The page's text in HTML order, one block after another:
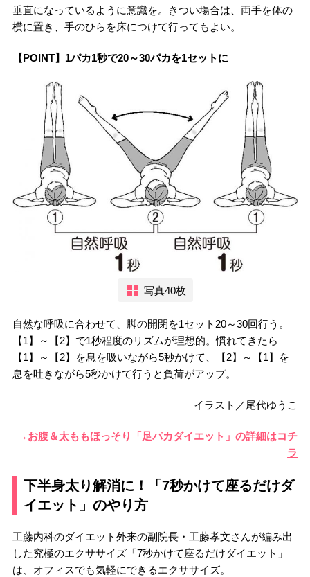
垂直になっているように意識を。きつい場合は、両手を体の
横に置き、手のひらを床につけて行ってもよい。
【POINT】1パカ1秒で20～30パカを1セットに
写真40枚
自然な呼吸に合わせて、脚の開閉を1セット20～30回行う。
【1】～【2】で1秒程度のリズムが理想的。慣れてきたら
【1】～【2】を息を吸いながら5秒かけて、【2】～【1】を
息を吐きながら5秒かけて行うと負荷がアップ。
イラスト／尾代ゆうこ
→お腹＆太ももほっそり「足パカダイエット」の詳細はコチ
ラ
下半身太り解消に！「7秒かけて座るだけダ
イエット」のやり方
工藤内科のダイエット外来の副院長・工藤孝文さんが編み出
した究極のエクササイズ「7秒かけて座るだけダイエット」
は、オフィスでも気軽にできるエクササイズ。